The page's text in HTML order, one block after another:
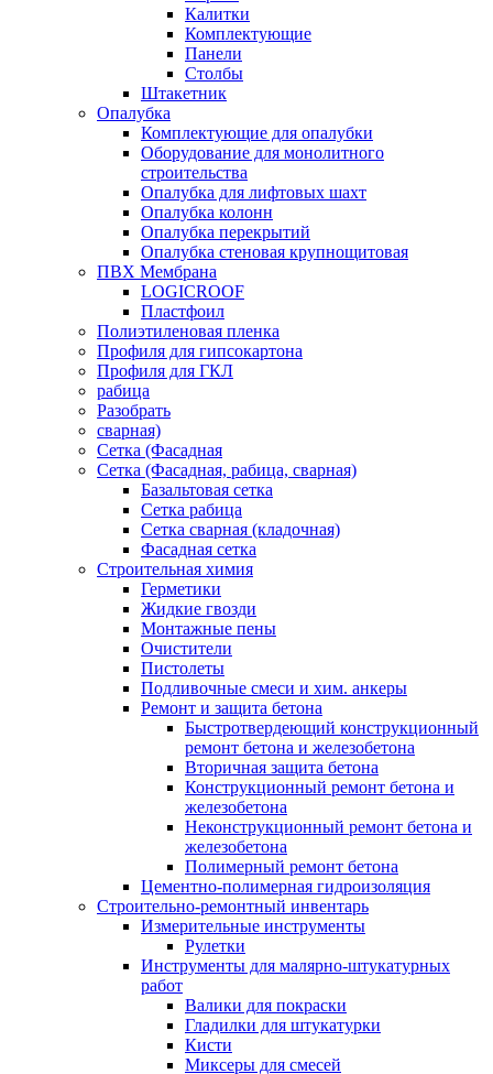
Калитки
Комплектующие
Панели
Столбы
Штакетник
Опалубка
Комплектующие для опалубки
Оборудование для монолитного
строительства
Опалубка для лифтовых шахт
Опалубка колонн
Опалубка перекрытий
Опалубка стеновая крупнощитовая
ПВХ Мембрана
LOGICROOF
Плaстфoил
Полиэтиленовая пленка
Профиля для гипсокартона
Профиля для ГКЛ
рабица
Разобрать
сварная)
Сетка (Фасадная
Сетка (Фасадная, рабица, сварная)
Базальтовая сетка
Сетка рабица
Сетка сварная (кладочная)
Фасадная сетка
Строительная химия
Герметики
Жидкие гвозди
Монтажные пены
Очистители
Пистолеты
Подливочные смеси и хим. анкеры
Ремонт и защита бетона
Быстротвердеющий конструкционный
ремонт бетона и железобетона
Вторичная защита бетона
Конструкционный ремонт бетона и
железобетона
Неконструкционный ремонт бетона и
железобетона
Полимерный ремонт бетона
Цементно-полимерная гидроизоляция
Строительно-ремонтный инвентарь
Измерительные инструменты
Рулетки
Инструменты для малярно-штукатурных
работ
Валики для покраски
Гладилки для штукатурки
Кисти
Миксеры для смесей